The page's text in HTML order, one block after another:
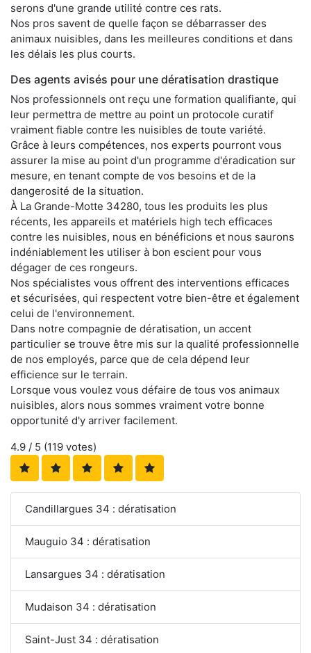
serons d'une grande utilité contre ces rats.
Nos pros savent de quelle façon se débarrasser des
animaux nuisibles, dans les meilleures conditions et dans
les délais les plus courts.
Des agents avisés pour une dératisation drastique
Nos professionnels ont reçu une formation qualifiante, qui
leur permettra de mettre au point un protocole curatif
vraiment fiable contre les nuisibles de toute variété.
Grâce à leurs compétences, nos experts pourront vous
assurer la mise au point d'un programme d'éradication sur
mesure, en tenant compte de vos besoins et de la
dangerosité de la situation.
À La Grande-Motte 34280, tous les produits les plus
récents, les appareils et matériels high tech efficaces
contre les nuisibles, nous en bénéficions et nous saurons
indéniablement les utiliser à bon escient pour vous
dégager de ces rongeurs.
Nos spécialistes vous offrent des interventions efficaces
et sécurisées, qui respectent votre bien-être et également
celui de l'environnement.
Dans notre compagnie de dératisation, un accent
particulier se trouve être mis sur la qualité professionnelle
de nos employés, parce que de cela dépend leur
efficience sur le terrain.
Lorsque vous voulez vous défaire de tous vos animaux
nuisibles, alors nous sommes vraiment votre bonne
opportunité d'y arriver facilement.
4.9 / 5 (119 votes)
Candillargues 34 : dératisation
Mauguio 34 : dératisation
Lansargues 34 : dératisation
Mudaison 34 : dératisation
Saint-Just 34 : dératisation